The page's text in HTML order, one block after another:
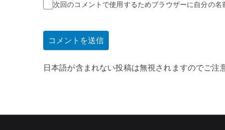
次回のコメントで使用するためブラウザーに自分の名
日本語が含まれない投稿は無視されますのでご注